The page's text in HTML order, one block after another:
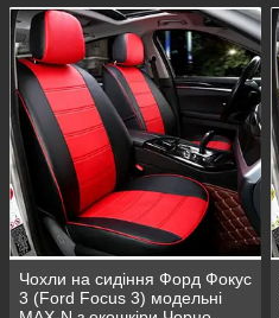
Чохли на сидіння Форд Фокус
3 (Ford Focus 3) модельні